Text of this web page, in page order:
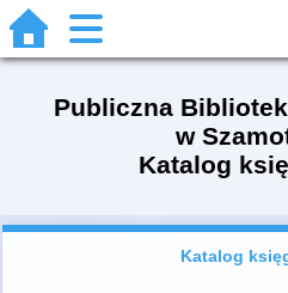
Publiczna
w
Katalog
Katalog